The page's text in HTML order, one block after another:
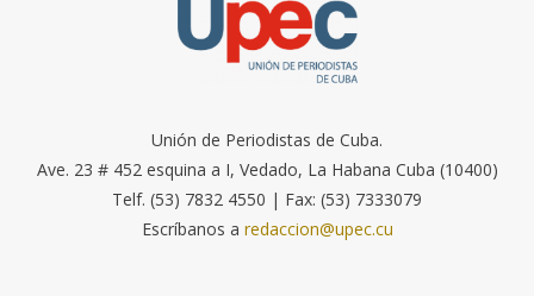
Unión de Periodistas de Cuba.
Ave. 23 # 452 esquina a I, Vedado, La Habana Cuba (10400)
Telf. (53) 7832 4550 | Fax: (53) 7333079
Escríbanos a redaccion@upec.cu